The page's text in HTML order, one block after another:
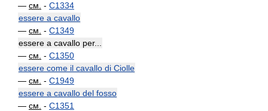
— см. - C1334
essere a cavallo
— см. - C1349
essere a cavallo per...
— см. - C1350
essere come il cavallo di Ciolle
— см. - C1949
essere a cavallo del fosso
— см. - C1351